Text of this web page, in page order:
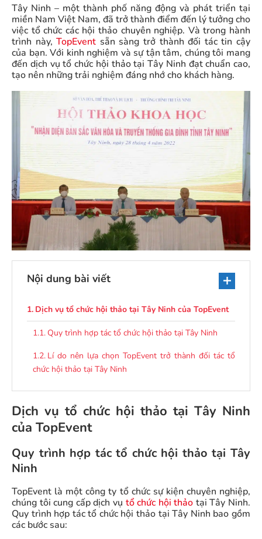
Tây Ninh – một thành phố năng động và phát triển tại
miền Nam Việt Nam, đã trở thành điểm đến lý tưởng cho
việc tổ chức các hội thảo chuyên nghiệp. Và trong hành
trình này,TopEvent sẵn sàng trở thành đối tác tin cậy
của bạn. Với kinh nghiệm và sự tận tâm, chúng tôi mang
đến dịch vụ tổ chức hội thảo tại Tây Ninh đạt chuẩn cao,
tạo nên những trải nghiệm đáng nhớ cho khách hàng.
Nội dung bài viết
Dịch vụ tổ chức hội thảo tại Tây Ninh của TopEvent
Quy trình hợp tác tổ chức hội thảo tại Tây Ninh
Lí do nên lựa chọn TopEvent trở thành đối tác tổ
chức hội thảo tại Tây Ninh
Dịch vụ tổ chức hội thảo tại Tây Ninh
của TopEvent
Quy trình hợp tác tổ chức hội thảo tại Tây
Ninh
TopEvent là một công ty tổ chức sự kiện chuyên nghiệp,
chúng tôi cung cấp dịch vụ tổ chức hội thảo tại Tây Ninh.
Quy trình hợp tác tổ chức hội thảo tại Tây Ninh bao gồm
các bước sau: